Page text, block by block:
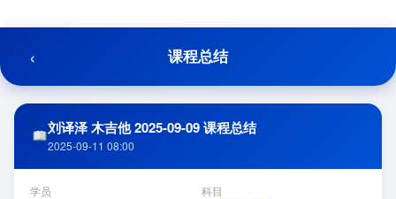
至
容
‹ 课程总结
刘译泽 木吉他 2025-09-09 课程总结
2025-09-11 08:00
学员 科目